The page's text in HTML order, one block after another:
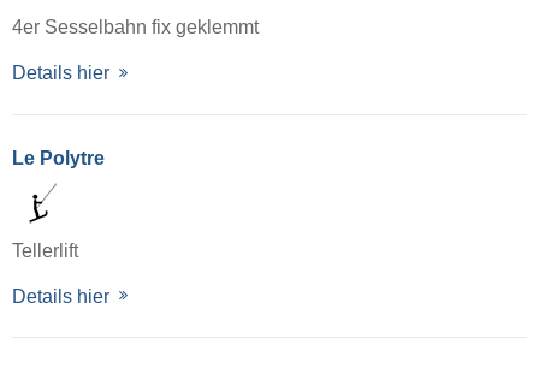
4er Sesselbahn fix geklemmt
Details hier
Le Polytre
Tellerlift
Details hier